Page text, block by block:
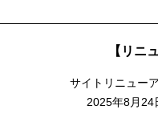
【リニ
サイトリニュー
2025年8月24